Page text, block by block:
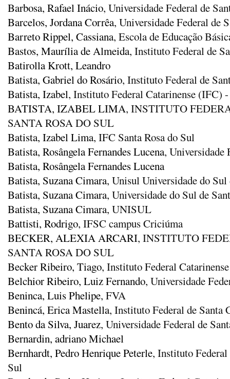
Barbosa, Rafael Inácio, Universidade Federal de
Barcelos, Jordana Corrêa, Universidade Federal de
Barreto Rippel, Cassiana, Escola de Educação
Bastos, Maurília de Almeida, Instituto Federal de
Batirolla Krott, Leandro
Batista, Gabriel do Rosário, Instituto Federal de
Batista, Izabel, Instituto Federal Catarinense (IFC)
BATISTA, IZABEL LIMA, INSTITUTO
SANTA ROSA DO SUL
Batista, Izabel Lima, IFC Santa Rosa do Sul
Batista, Rosângela Fernandes Lucena, Universidade
Batista, Rosângela Fernandes Lucena
Batista, Suzana Cimara, Unisul Universidade do Sul
Batista, Suzana Cimara, Universidade do Sul de
Batista, Suzana Cimara, UNISUL
Battisti, Rodrigo, IFSC campus Criciúma
BECKER, ALEXIA ARCARI, INSTITUTO
SANTA ROSA DO SUL
Becker Ribeiro, Tiago, Instituto Federal
Belchior Ribeiro, Luiz Fernando, Universidade
Beninca, Luis Phelipe, FVA
Benincá, Erica Mastella, Instituto Federal de Santa
Bento da Silva, Juarez, Universidade Federal de
Bernardin, adriano Michael
Bernhardt, Pedro Henrique Peterle, Instituto Federal
Sul